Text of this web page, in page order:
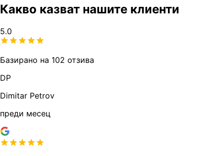
Какво казват нашите клиенти
5.0
Базирано на 102 отзива
DP
Dimitar Petrov
преди месец